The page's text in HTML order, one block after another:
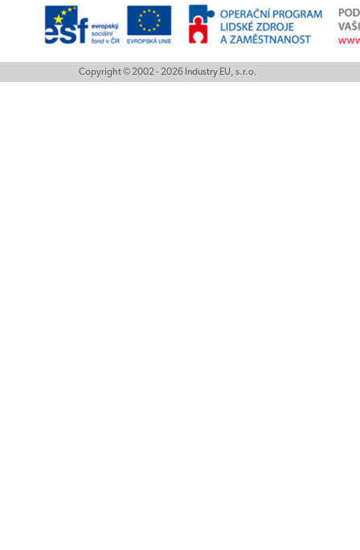
Copyright © 2002 - 2026 Industry EU, s.r.o.